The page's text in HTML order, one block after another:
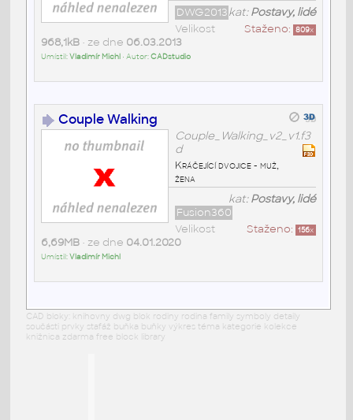
kat:Postavy, lidé
DWG2013
Staženo: 809x
Velikost
968,1kB• ze dne 06.03.2013
Umístil:Vladimír Michl • Autor:CADstudio
Couple Walking
Couple_Walking_v2_v1.f3
d
Kráčející dvojice - muž,
žena
kat:Postavy, lidé
Fusion360
Staženo: 156x
Velikost
6,69MB• ze dne 04.01.2020
Umístil:Vladimír Michl
CAD bloky: knihovny dwg blok rodiny rodina family symboly detaily
součásti prvky stafáž buňka buňky výkres téma kategorie kolekce
knižnica zdarma free block library